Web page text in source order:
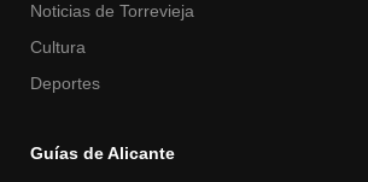
Noticias de Torrevieja
Cultura
Deportes
Guías de Alicante